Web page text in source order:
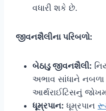
વધારી શકે છે.
જીવનશૈલીના પરિબળો:
બેઠાડુ જીવનશૈલી:
અભાવ સાંધાને
આર્થરાઈટિસનું
ધૂમ્રપાન: ધૂમ્રપાન